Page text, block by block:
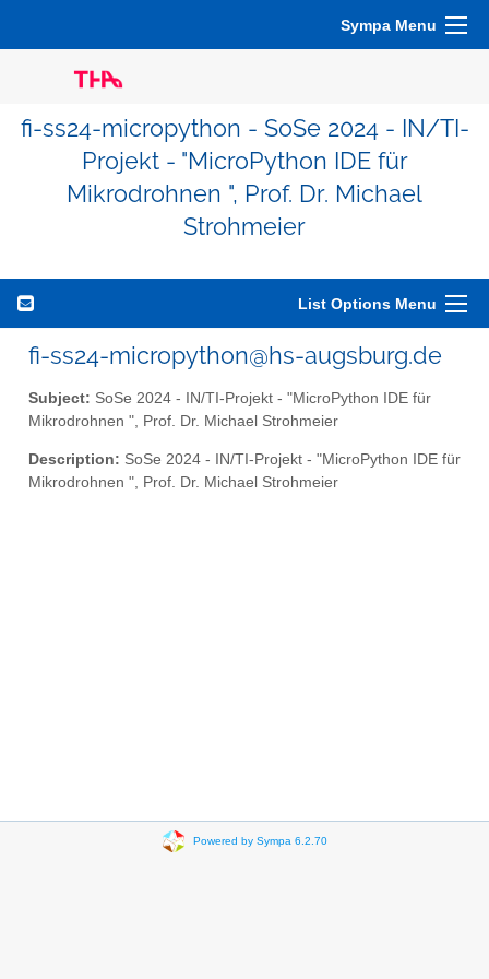
Sympa Menu
fi-ss24-micropython - SoSe 2024 - IN/TI-
Projekt - "MicroPython IDE für
Mikrodrohnen ", Prof. Dr. Michael
Strohmeier
List Options Menu
fi-ss24-micropython@hs-augsburg.de
Subject: SoSe 2024 - IN/TI-Projekt - "MicroPython IDE für
Mikrodrohnen ", Prof. Dr. Michael Strohmeier
Description: SoSe 2024 - IN/TI-Projekt - "MicroPython IDE für
Mikrodrohnen ", Prof. Dr. Michael Strohmeier
Powered by Sympa 6.2.70